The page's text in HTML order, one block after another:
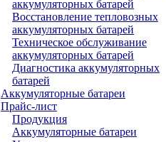
аккумуляторных батарей
Восстановление тепловозных
аккумуляторных батарей
Техническое обслуживание
аккумуляторных батарей
Диагностика аккумуляторных
батарей
Аккумуляторные батареи
Прайс-лист
Продукция
Аккумуляторные батареи